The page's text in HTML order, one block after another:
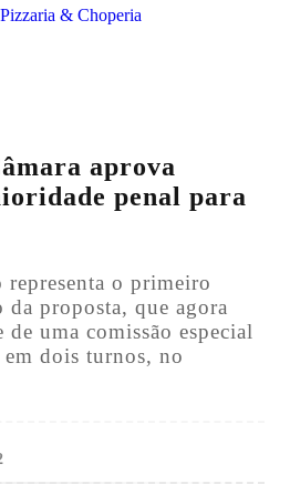
aprova
penal para
representa o primeiro
da proposta, que agora
de uma comissão especial
em dois turnos, no